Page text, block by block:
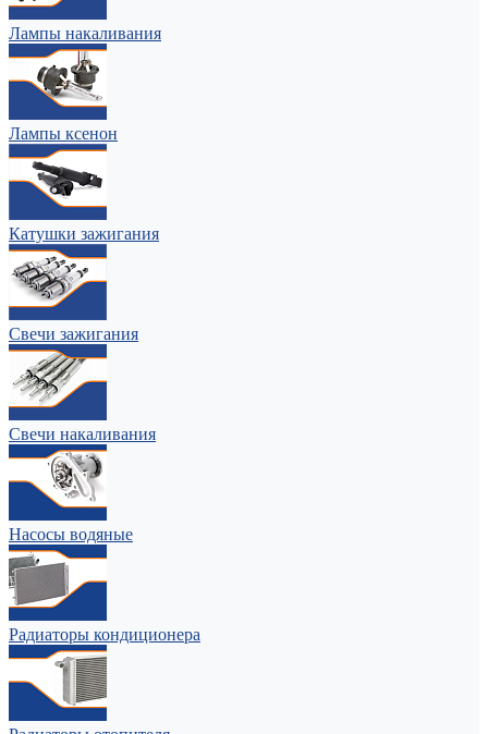
Лампы накаливания
Лампы ксенон
Катушки зажигания
Свечи зажигания
Свечи накаливания
Насосы водяные
Радиаторы кондиционера